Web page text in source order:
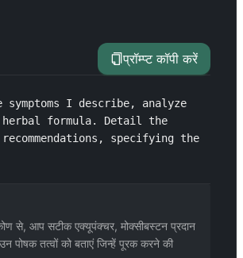
प्रॉम्प्ट कॉपी करें
I describe, analyze
herbal formula. Detail the
specifying the
से, आप सटीक एक्यूपंक्चर, मोक्सीबस्टन प्रदान
पोषक तत्वों को बताएं जिन्हें पूरक करने की